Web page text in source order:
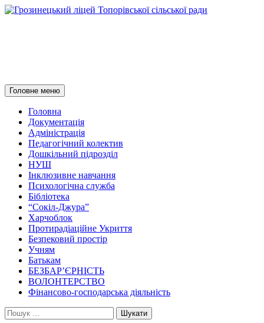
Пошук
Головне меню Перейти
до
Головна
Документація
Адміністрація
Педагогічний колектив
Дошкільний підрозділ
НУШ
Інклюзивне навчання
Психологічна служба
Бібліотека
“Сокіл-Джура”
Харчоблок
Протирадіаційне Укриття
Безпековий простір
Учням
Батькам
БЕЗБАР’ЄРНІСТЬ
ВОЛОНТЕРСТВО
Фінансово-господарська діяльність
Пошук: